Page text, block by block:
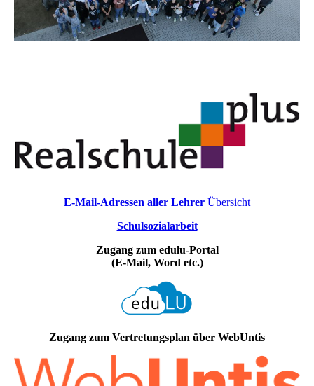
E-Mail-Adressen aller Lehrer Übersicht
Schulsozialarbeit
Zugang zum edulu-Portal
(E-Mail, Word etc.)
Zugang zum Vertretungsplan über WebUntis